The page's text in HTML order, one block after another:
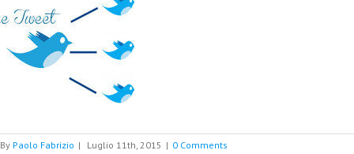
By Paolo Fabrizio | Luglio 11th, 2015 | 0 Comments